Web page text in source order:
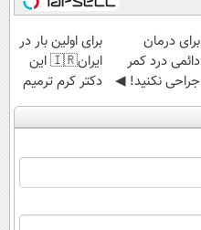
برای درمان
دائمی درد کمر
جراحی نکنید! ◀
پرسش‌نامه رو پر
کن ▶
برای اولین بار در
ایران🇮🇷 این
دکتر کرم ترمیم
کننده 23 روزه
ساخت!